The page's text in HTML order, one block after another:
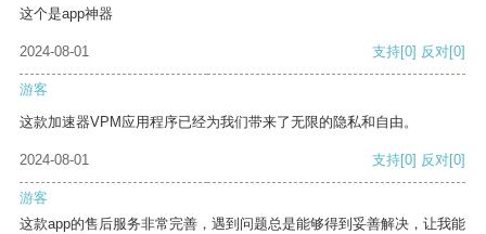
这个是app神器
2024-08-01 支持[0] 反对[0]
游客
这款加速器VPM应用程序已经为我们带来了无限的隐私和自由。
2024-08-01 支持[0] 反对[0]
游客
这款app的售后服务非常完善，遇到问题总是能够得到妥善解决，让我能